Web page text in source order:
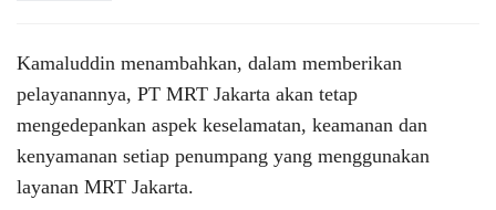
Kamaluddin menambahkan, dalam memberikan
pelayanannya, PT MRT Jakarta akan tetap
mengedepankan aspek keselamatan, keamanan dan
kenyamanan setiap penumpang yang menggunakan
layanan MRT Jakarta.